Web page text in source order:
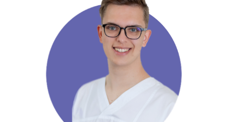
Munkám során törekszem a saját
fogak megtartására és esztétikus
helyreállítására, valamint a kezelés
közbeni nyugodt és stresszmentes
légkör kialakítására.Számomra
kiemeltem fontos, hogy a pácienseim